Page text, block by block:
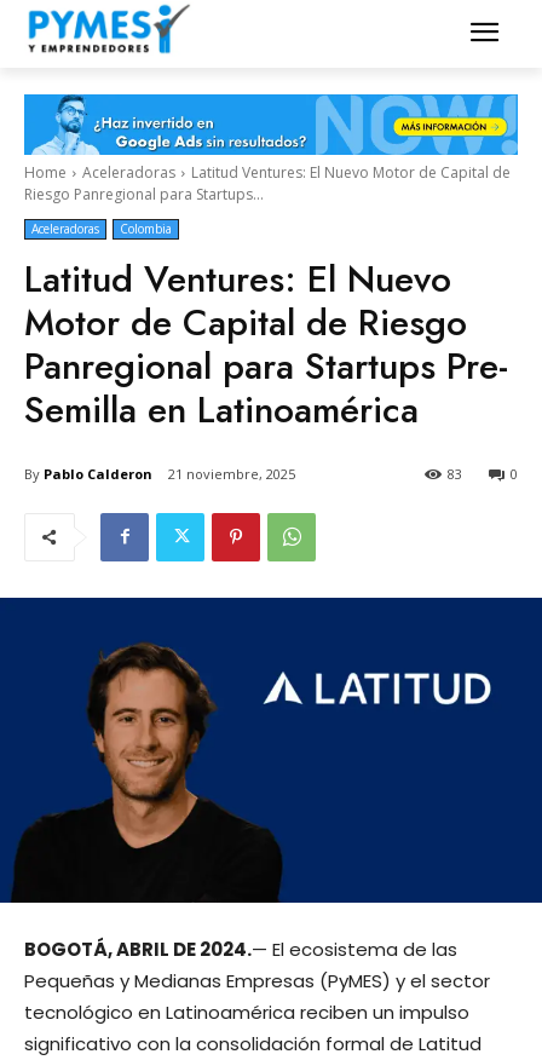
Home Aceleradoras
Latitud Ventures: El Nuevo Motor de Capital de
Riesgo Panregional para Startups...
Aceleradoras Colombia
Latitud Ventures: El Nuevo
Motor de Capital de Riesgo
Panregional para Startups Pre-
Semilla en Latinoamérica
By Pablo Calderon 21 noviembre, 2025 0
83
BOGOTÁ, ABRIL DE 2024.— El ecosistema de las
Pequeñas y Medianas Empresas (PyMES) y el sector
tecnológico en Latinoamérica reciben un impulso
significativo con la consolidación formal de Latitud